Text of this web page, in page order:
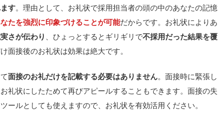
す。理由として、お礼状で採用担当者の頭の中のあなたの記憶
たを強烈に印象づけることが可能だからです。お礼状によりあ
さが伝わり 、ひょっとするとギリギリで不採用だった結果を覆
面接後のお礼状は効果は絶大です。
面接のお礼だけを記載する必要はありません。面接時に緊張し
礼状にしたためて再びアピールすることもできます。面接の失
ールとしても使えますので、お礼状を有効活用ください。